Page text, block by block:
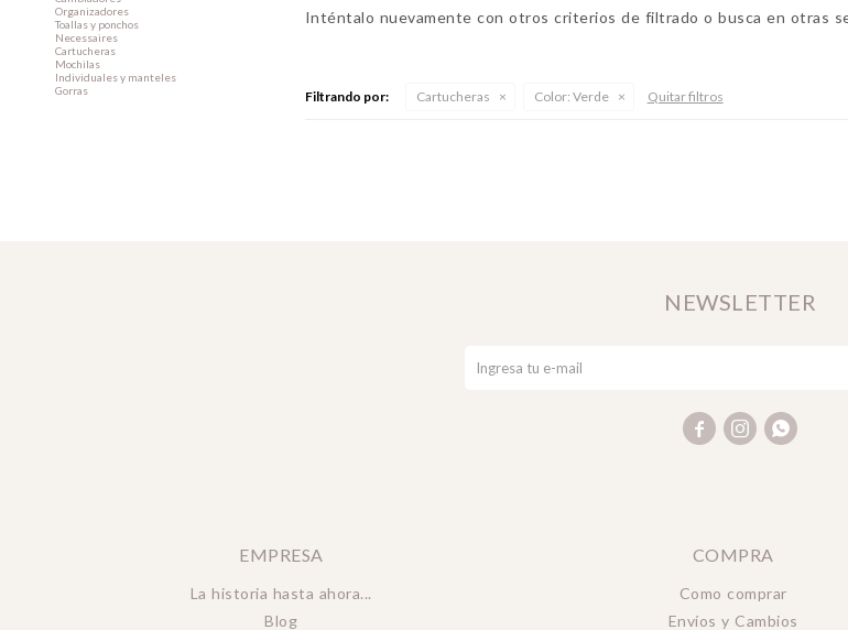
Inténtalo nuevamente con otros criterios de filtrado o busca en otras
Filtrando por: Cartucheras Color: Verde Quitar filtros
Organizadores
Toallas y ponchos
Necessaires
Cartucheras
Mochilas
Individuales y manteles
Gorras
EMPRESA
La historia hasta ahora...
Blog
COMPRA
Como comprar
Envíos y Cambios
NEWSLETTER
  